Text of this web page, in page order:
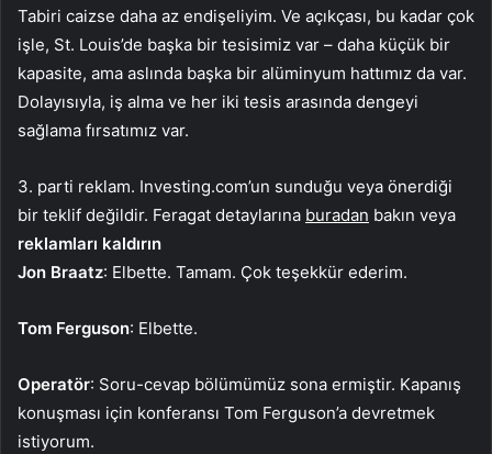
Tabiri caizse daha az endişeliyim. Ve açıkçası, bu kadar çok
işle, St. Louis’de başka bir tesisimiz var – daha küçük bir
kapasite, ama aslında başka bir alüminyum hattımız da var.
Dolayısıyla, iş alma ve her iki tesis arasında dengeyi
sağlama fırsatımız var.
3. parti reklam. Investing.com’un sunduğu veya önerdiği
bir teklif değildir. Feragat detaylarına buradan bakın veya
reklamları kaldırın
Jon Braatz: Elbette. Tamam. Çok teşekkür ederim.
Tom Ferguson: Elbette.
Operatör: Soru-cevap bölümümüz sona ermiştir. Kapanış
konuşması için konferansı Tom Ferguson’a devretmek
istiyorum.